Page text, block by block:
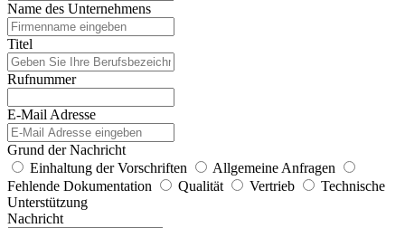
Name des Unternehmens
Titel
Rufnummer
E-Mail Adresse
Grund der Nachricht
Einhaltung der Vorschriften
Allgemeine Anfragen
Fehlende Dokumentation
Qualität Vertrieb
Technische
Unterstützung
Nachricht